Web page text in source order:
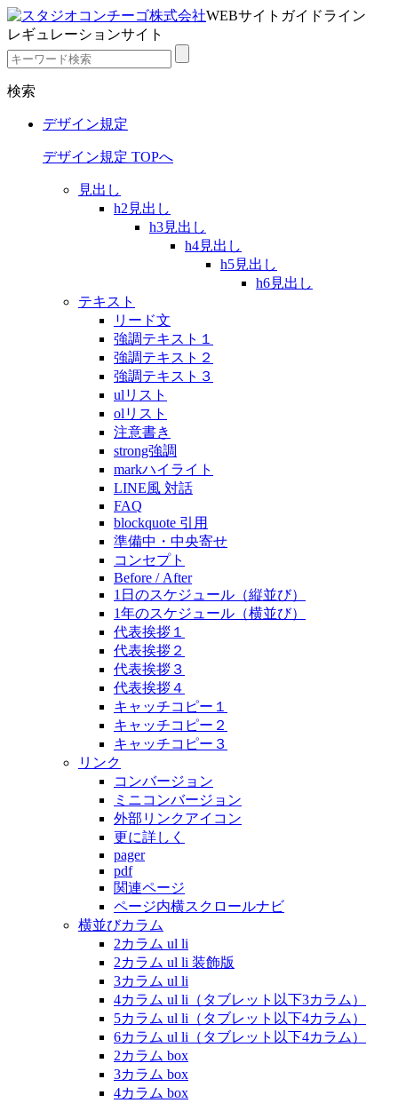
WEBサイトガイドライン
レギュレーションサイト
検索
デザイン規定
デザイン規定 TOPへ
見出し
h2見出し
h3見出し
h4見出し
h5見出し
h6見出し
テキスト
リード文
強調テキスト１
強調テキスト２
強調テキスト３
ulリスト
olリスト
注意書き
strong強調
markハイライト
LINE風 対話
FAQ
blockquote 引用
準備中・中央寄せ
コンセプト
Before / After
1日のスケジュール（縦並び）
1年のスケジュール（横並び）
代表挨拶１
代表挨拶２
代表挨拶３
代表挨拶４
キャッチコピー１
キャッチコピー２
キャッチコピー３
リンク
コンバージョン
ミニコンバージョン
外部リンクアイコン
更に詳しく
pager
pdf
関連ページ
ページ内横スクロールナビ
横並びカラム
2カラム ul li
2カラム ul li 装飾版
3カラム ul li
4カラム ul li（タブレット以下3カラム）
5カラム ul li（タブレット以下4カラム）
6カラム ul li（タブレット以下4カラム）
2カラム box
3カラム box
4カラム box